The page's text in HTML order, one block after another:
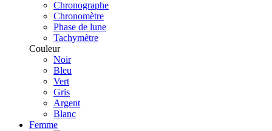
Chronographe
Chronomètre
Phase de lune
Tachymètre
Couleur
Noir
Bleu
Vert
Gris
Argent
Blanc
Femme